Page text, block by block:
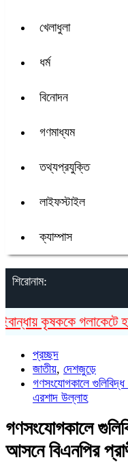
খেলাধুলা
ধর্ম
বিনোদন
গণমাধ্যম
তথ্যপ্রযুক্তি
লাইফস্টাইল
ক্যাম্পাস
শিরোনাম:
কৃষককে গলাকেটে
প্রচ্ছদ
জাতীয়, দেশজুড়ে
গণসংযোগকালে গুলিবিদ্ধ
এরশাদ উল্লাহ
গণসংযোগকালে
আসনে বিএনপির